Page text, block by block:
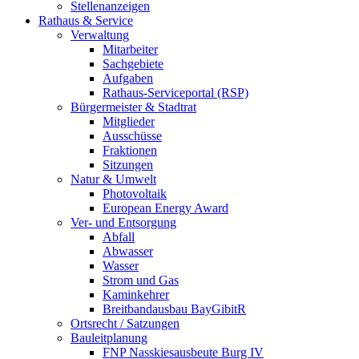
Stellenanzeigen
Rathaus & Service
Verwaltung
Mitarbeiter
Sachgebiete
Aufgaben
Rathaus-Serviceportal (RSP)
Bürgermeister & Stadtrat
Mitglieder
Ausschüsse
Fraktionen
Sitzungen
Natur & Umwelt
Photovoltaik
European Energy Award
Ver- und Entsorgung
Abfall
Abwasser
Wasser
Strom und Gas
Kaminkehrer
Breitbandausbau BayGibitR
Ortsrecht / Satzungen
Bauleitplanung
FNP Nasskiesausbeute Burg IV